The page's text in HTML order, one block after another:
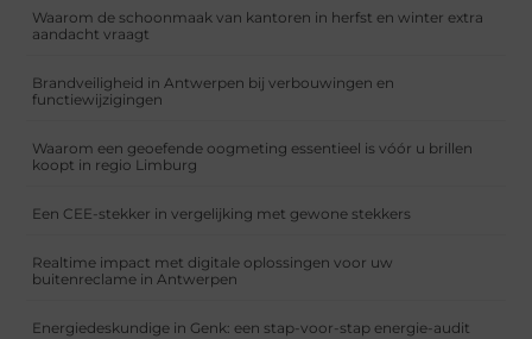
Waarom de schoonmaak van kantoren in herfst en winter extra
aandacht vraagt
Brandveiligheid in Antwerpen bij verbouwingen en
functiewijzigingen
Waarom een geoefende oogmeting essentieel is vóór u brillen
koopt in regio Limburg
Een CEE-stekker in vergelijking met gewone stekkers
Realtime impact met digitale oplossingen voor uw
buitenreclame in Antwerpen
Energiedeskundige in Genk: een stap-voor-stap energie-audit